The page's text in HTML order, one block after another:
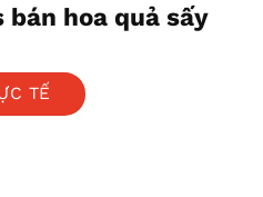
hoa quả sấy
TẾ